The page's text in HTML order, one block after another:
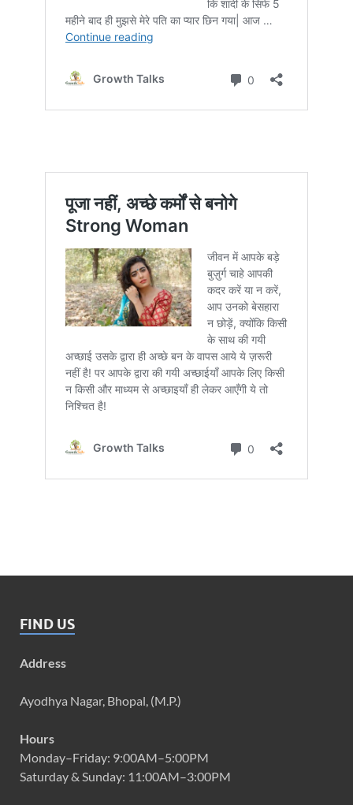
FIND US
Address
Ayodhya Nagar, Bhopal, (M.P.)
Hours
Monday–Friday: 9:00AM–5:00PM
Saturday & Sunday: 11:00AM–3:00PM